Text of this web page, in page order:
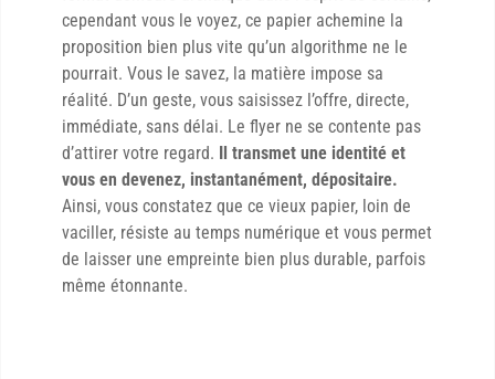
cependant vous le voyez, ce papier achemine la
proposition bien plus vite qu’un algorithme ne le
pourrait. Vous le savez, la matière impose sa
réalité. D’un geste, vous saisissez l’offre, directe,
immédiate, sans délai. Le flyer ne se contente pas
d’attirer votre regard. Il transmet une identité et
vous en devenez, instantanément, dépositaire.
Ainsi, vous constatez que ce vieux papier, loin de
vaciller, résiste au temps numérique et vous permet
de laisser une empreinte bien plus durable, parfois
même étonnante.